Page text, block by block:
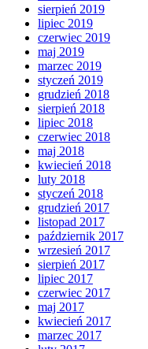
sierpień 2019
lipiec 2019
czerwiec 2019
maj 2019
marzec 2019
styczeń 2019
grudzień 2018
sierpień 2018
lipiec 2018
czerwiec 2018
maj 2018
kwiecień 2018
luty 2018
styczeń 2018
grudzień 2017
listopad 2017
październik 2017
wrzesień 2017
sierpień 2017
lipiec 2017
czerwiec 2017
maj 2017
kwiecień 2017
marzec 2017